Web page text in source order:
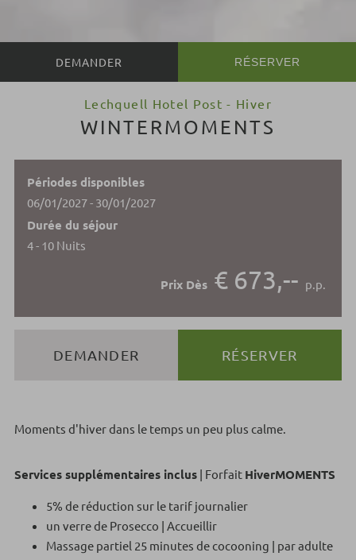
RÉSERVER
Lechquell Hotel Post - Hiver
WINTERMOMENTS
Moments d'hiver dans le temps un peu plus calme.
Services supplémentaires inclus | Forfait HiverMOMENTS
5% de réduction sur le tarif journalier
un verre de Prosecco | Accueillir
Massage partiel 25 minutes de cocooning | par adulte
Périodes disponibles
06/01/2027 - 30/01/2027
Durée du séjour
4 - 10 Nuits
Prix Dès € 673,-- p.p.
DEMANDER RÉSERVER